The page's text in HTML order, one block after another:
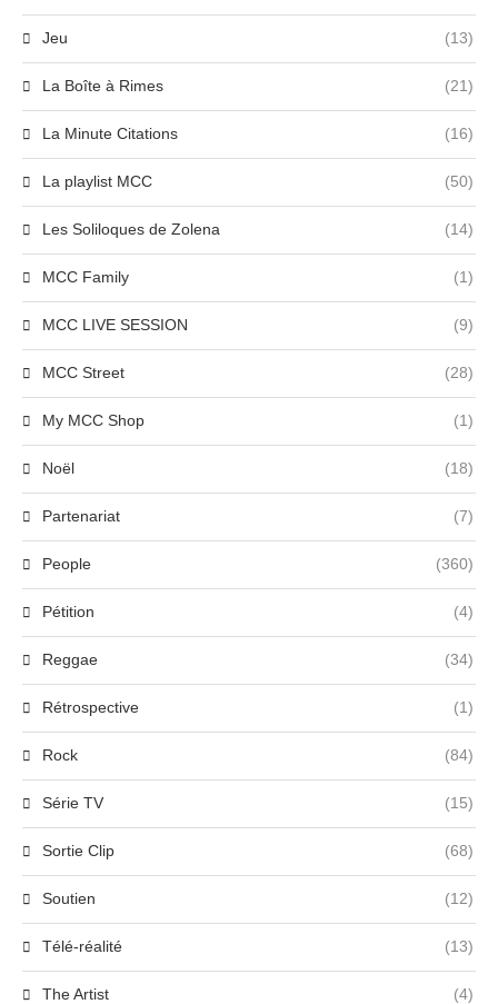
Jeu (13)
La Boîte à Rimes (21)
La Minute Citations (16)
La playlist MCC (50)
Les Soliloques de Zolena (14)
MCC Family (1)
MCC LIVE SESSION (9)
MCC Street (28)
My MCC Shop (1)
Noël (18)
Partenariat (7)
People (360)
Pétition (4)
Reggae (34)
Rétrospective (1)
Rock (84)
Série TV (15)
Sortie Clip (68)
Soutien (12)
Télé-réalité (13)
The Artist (4)